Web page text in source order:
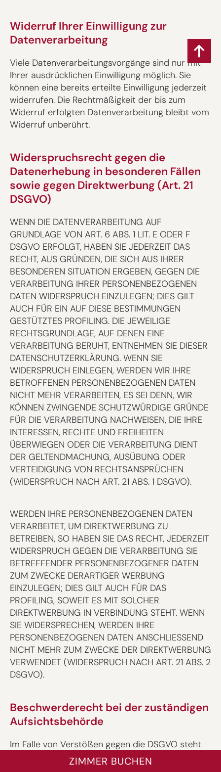
Widerruf Ihrer Einwilligung zur
Datenverarbeitung
Viele Datenverarbeitungsvorgänge sind nur mit
Ihrer ausdrücklichen Einwilligung möglich. Sie
können eine bereits erteilte Einwilligung jederzeit
widerrufen. Die Rechtmäßigkeit der bis zum
Widerruf erfolgten Datenverarbeitung bleibt vom
Widerruf unberührt.
Widerspruchsrecht gegen die
Datenerhebung in besonderen Fällen
sowie gegen Direktwerbung (Art. 21
DSGVO)
WENN DIE DATENVERARBEITUNG AUF
GRUNDLAGE VON ART. 6 ABS. 1 LIT. E ODER F
DSGVO ERFOLGT, HABEN SIE JEDERZEIT DAS
RECHT, AUS GRÜNDEN, DIE SICH AUS IHRER
BESONDEREN SITUATION ERGEBEN, GEGEN DIE
VERARBEITUNG IHRER PERSONENBEZOGENEN
DATEN WIDERSPRUCH EINZULEGEN; DIES GILT
AUCH FÜR EIN AUF DIESE BESTIMMUNGEN
GESTÜTZTES PROFILING. DIE JEWEILIGE
RECHTSGRUNDLAGE, AUF DENEN EINE
VERARBEITUNG BERUHT, ENTNEHMEN SIE DIESER
DATENSCHUTZERKLÄRUNG. WENN SIE
WIDERSPRUCH EINLEGEN, WERDEN WIR IHRE
BETROFFENEN PERSONENBEZOGENEN DATEN
NICHT MEHR VERARBEITEN, ES SEI DENN, WIR
KÖNNEN ZWINGENDE SCHUTZWÜRDIGE GRÜNDE
FÜR DIE VERARBEITUNG NACHWEISEN, DIE IHRE
INTERESSEN, RECHTE UND FREIHEITEN
ÜBERWIEGEN ODER DIE VERARBEITUNG DIENT
DER GELTENDMACHUNG, AUSÜBUNG ODER
VERTEIDIGUNG VON RECHTSANSPRÜCHEN
(WIDERSPRUCH NACH ART. 21 ABS. 1 DSGVO).
WERDEN IHRE PERSONENBEZOGENEN DATEN
VERARBEITET, UM DIREKTWERBUNG ZU
BETREIBEN, SO HABEN SIE DAS RECHT, JEDERZEIT
WIDERSPRUCH GEGEN DIE VERARBEITUNG SIE
BETREFFENDER PERSONENBEZOGENER DATEN
ZUM ZWECKE DERARTIGER WERBUNG
EINZULEGEN; DIES GILT AUCH FÜR DAS
PROFILING, SOWEIT ES MIT SOLCHER
DIREKTWERBUNG IN VERBINDUNG STEHT. WENN
SIE WIDERSPRECHEN, WERDEN IHRE
PERSONENBEZOGENEN DATEN ANSCHLIESSEND
NICHT MEHR ZUM ZWECKE DER DIREKTWERBUNG
VERWENDET (WIDERSPRUCH NACH ART. 21 ABS. 2
DSGVO).
Beschwerde­recht bei der zuständigen
Aufsichts­behörde
Im Falle von Verstößen gegen die DSGVO steht
den Betroffenen ein Beschwerderecht bei einer
Aufsichtsbehörde, insbesondere in dem
ZIMMER BUCHEN